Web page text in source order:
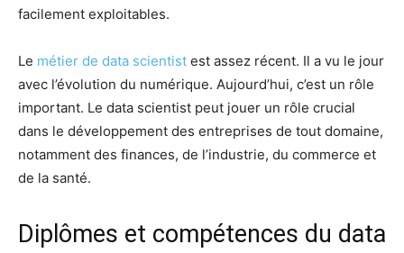
facilement exploitables.
Le métier de data scientist est assez récent. Il a vu le jour
avec l’évolution du numérique. Aujourd’hui, c’est un rôle
important. Le data scientist peut jouer un rôle crucial
dans le développement des entreprises de tout domaine,
notamment des finances, de l’industrie, du commerce et
de la santé.
Diplômes et compétences du data